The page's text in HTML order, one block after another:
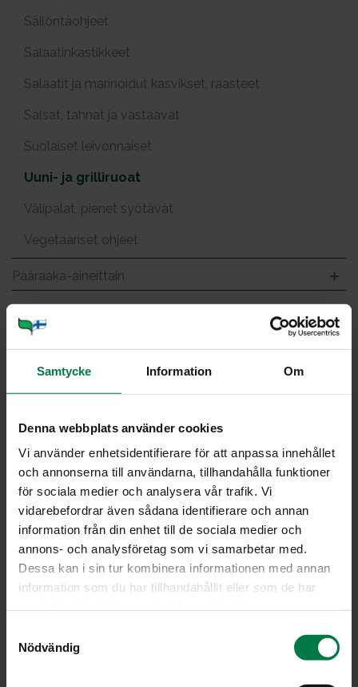
Samtycke Information Om
Denna webbplats använder cookies
Vi använder enhetsidentifierare för att anpassa innehållet
och annonserna till användarna, tillhandahålla funktioner
för sociala medier och analysera vår trafik. Vi
vidarebefordrar även sådana identifierare och annan
information från din enhet till de sociala medier och
annons- och analysföretag som vi samarbetar med.
Dessa kan i sin tur kombinera informationen med annan
information som du har tillhandahållit eller som de har
Nödvändig
Säilöntäohjeet
Salaatinkastikkeet
Salaatit ja marinoidut kasvikset, raasteet
Salsat, tahnat ja vastaavat
Suolaiset leivonnaiset
Uuni- ja grilliruoat
Välipalat, pienet syötävät
Vegetaariset ohjeet
Pääraaka-aineittain
Herk­ku­sie­ni-to­maat­ti­si­la­
kat
Portioner
Ohje
g silakkafileitä
suolaa
valkopippuria
200g herkkusieniä
rkl margariinia tai öljyä paistamiseen